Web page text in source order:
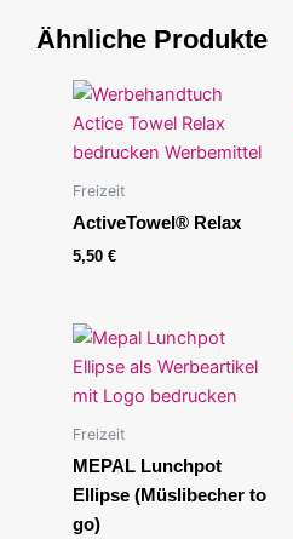
Ähnliche Produkte
Freizeit
ActiveTowel® Relax
5,50 €
Freizeit
MEPAL Lunchpot
Ellipse (Müslibecher to
go)